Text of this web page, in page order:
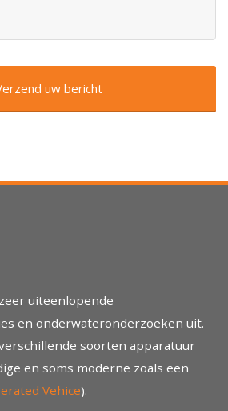
uiteenlopende
en onderwateronderzoeken uit.
soorten apparatuur
en soms moderne zoals een
Vehice).